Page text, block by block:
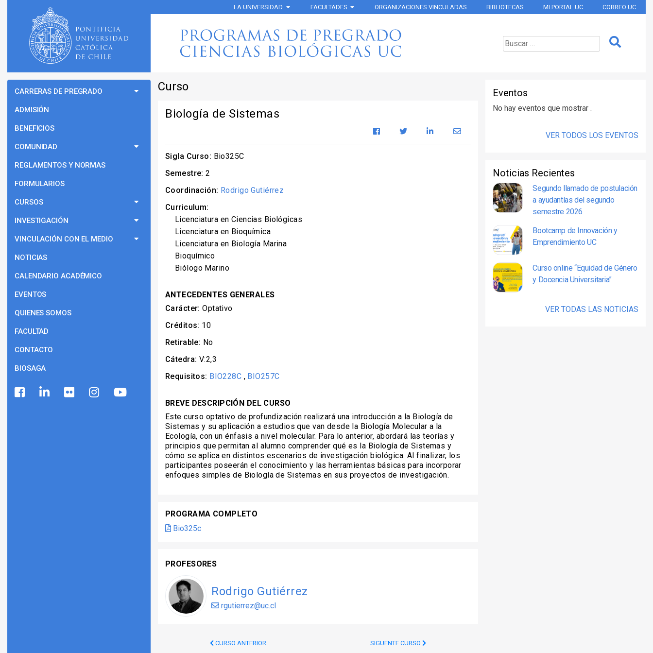
LA UNIVERSIDAD FACULTADES ORGANIZACIONES VINCULADAS BIBLIOTECAS MI PORTAL UC CORREO UC
Curso
Biología de Sistemas
Sigla Curso: Bio325C
Semestre: 2
Coordinación: Rodrigo Gutiérrez
Curriculum:
Licenciatura en Ciencias Biológicas
Licenciatura en Bioquímica
Licenciatura en Biología Marina
Bioquímico
Biólogo Marino
ANTECEDENTES GENERALES
Carácter: Optativo
Créditos: 10
Retirable: No
Cátedra: V:2,3
Requisitos: BIO228C , BIO257C
BREVE DESCRIPCIÓN DEL CURSO
Este curso optativo de profundización realizará una introducción a la Biología de
Sistemas y su aplicación a estudios que van desde la Biología Molecular a la
Ecología, con un énfasis a nivel molecular. Para lo anterior, abordará las teorías y
principios que permitan al alumno comprender qué es la Biología de Sistemas y
cómo se aplica en distintos escenarios de investigación biológica. Al finalizar, los
participantes poseerán el conocimiento y las herramientas básicas para incorporar
enfoques simples de Biología de Sistemas en sus proyectos de investigación.
PROGRAMA COMPLETO
Bio325c
PROFESORES
Rodrigo Gutiérrez
rgutierrez@uc.cl
CURSO ANTERIOR SIGUENTE CURSO
CARRERAS DE PREGRADO
ADMISIÓN
BENEFICIOS
COMUNIDAD
REGLAMENTOS Y NORMAS
FORMULARIOS
CURSOS
INVESTIGACIÓN
VINCULACIÓN CON EL MEDIO
NOTICIAS
CALENDARIO ACADÉMICO
EVENTOS
QUIENES SOMOS
FACULTAD
CONTACTO
BIOSAGA
Eventos
No hay eventos que mostrar .
VER TODOS LOS EVENTOS
Noticias Recientes
Segundo llamado de postulación
a ayudantías del segundo
semestre 2026
Bootcamp de Innovación y
Emprendimiento UC
Curso online “Equidad de Género
y Docencia Universitaria”
VER TODAS LAS NOTICIAS